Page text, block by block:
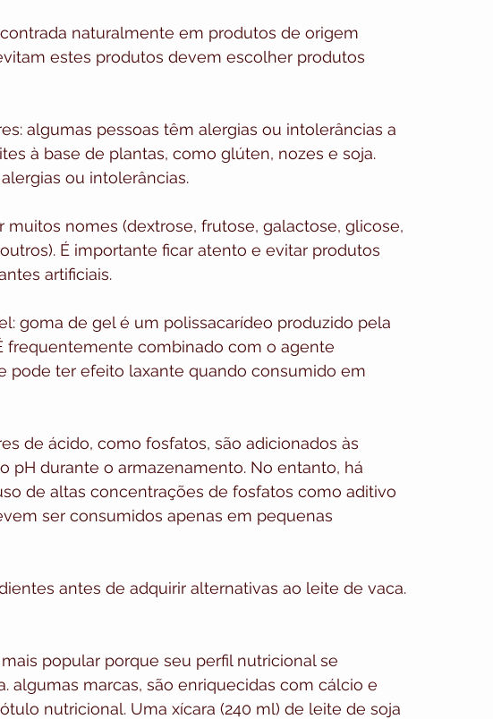
naturalmente em produtos de origem
estes produtos devem escolher produtos
algumas pessoas têm alergias ou intolerâncias a
à base de plantas, como glúten, nozes e soja.
ou intolerâncias.
muitos nomes (dextrose, frutose, galactose, glicose,
É importante ficar atento e evitar produtos
artificiais.
goma de gel é um polissacarídeo produzido pela
frequentemente combinado com o agente
pode ter efeito laxante quando consumido em
de ácido, como fosfatos, são adicionados às
pH durante o armazenamento. No entanto, há
de altas concentrações de fosfatos como aditivo
ser consumidos apenas em pequenas
antes de adquirir alternativas ao leite de vaca.
popular porque seu perfil nutricional se
algumas marcas, são enriquecidas com cálcio e
nutricional. Uma xícara (240 ml) de leite de soja